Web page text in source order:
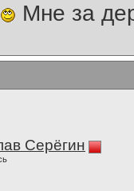
Мне за
Серёгин